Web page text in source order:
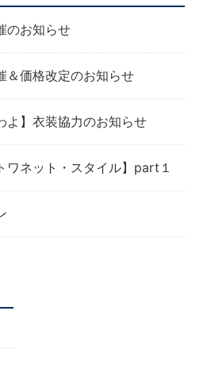
のお知らせ
＆価格改定のお知らせ
よ】衣装協力のお知らせ
ワネット・スタイル】part１